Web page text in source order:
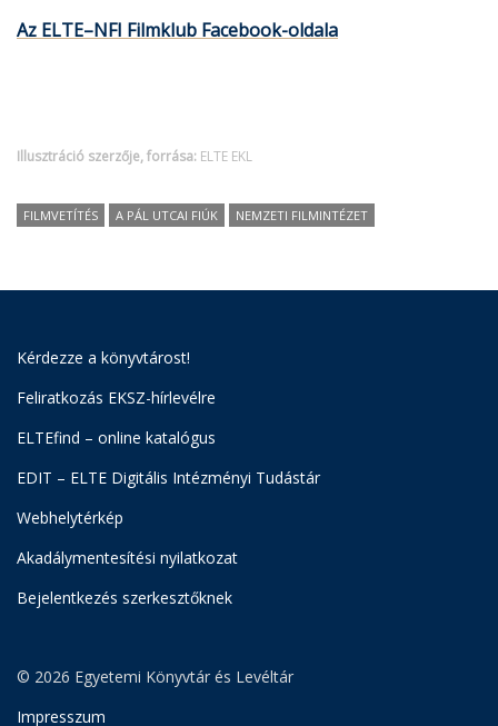
Az ELTE–NFI Filmklub Facebook-oldala
Illusztráció szerzője, forrása: ELTE EKL
FILMVETÍTÉS A PÁL UTCAI FIÚK NEMZETI FILMINTÉZET
Kérdezze a könyvtárost!
Feliratkozás EKSZ-hírlevélre
ELTEfind – online katalógus
EDIT – ELTE Digitális Intézményi Tudástár
Webhelytérkép
Akadálymentesítési nyilatkozat
Bejelentkezés szerkesztőknek
© 2026 Egyetemi Könyvtár és Levéltár
Impresszum